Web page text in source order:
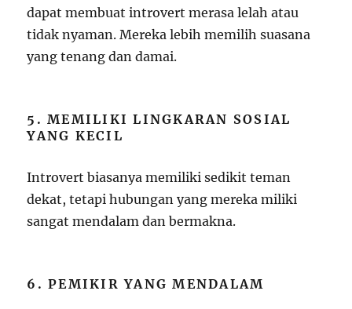
dapat membuat introvert merasa lelah atau
tidak nyaman. Mereka lebih memilih suasana
yang tenang dan damai.
5. MEMILIKI LINGKARAN SOSIAL
YANG KECIL
Introvert biasanya memiliki sedikit teman
dekat, tetapi hubungan yang mereka miliki
sangat mendalam dan bermakna.
6. PEMIKIR YANG MENDALAM